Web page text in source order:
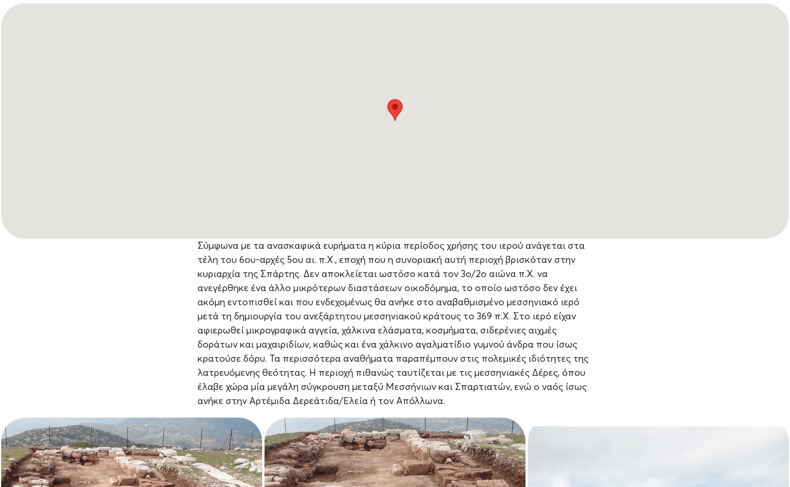
Σύμφωνα με τα ανασκαφικά ευρήματα η κύρια περίοδος χρήσης του ιερού ανάγεται στα
τέλη του 6ου-αρχές 5ου αι. π.Χ., εποχή που η συνοριακή αυτή περιοχή βρισκόταν στην
κυριαρχία της Σπάρτης. Δεν αποκλείεται ωστόσο κατά τον 3ο/2ο αιώνα π.Χ. να
ανεγέρθηκε ένα άλλο μικρότερων διαστάσεων οικοδόμημα, το οποίο ωστόσο δεν έχει
ακόμη εντοπισθεί και που ενδεχομένως θα ανήκε στο αναβαθμισμένο μεσσηνιακό ιερό
μετά τη δημιουργία του ανεξάρτητου μεσσηνιακού κράτους το 369 π.Χ. Στο ιερό είχαν
αφιερωθεί μικρογραφικά αγγεία, χάλκινα ελάσματα, κοσμήματα, σιδερένιες αιχμές
δοράτων και μαχαιριδίων, καθώς και ένα χάλκινο αγαλματίδιο γυμνού άνδρα που ίσως
κρατούσε δόρυ. Τα περισσότερα αναθήματα παραπέμπουν στις πολεμικές ιδιότητες της
λατρευόμενης θεότητας. Η περιοχή πιθανώς ταυτίζεται με τις μεσσηνιακές Δέρες, όπου
έλαβε χώρα μία μεγάλη σύγκρουση μεταξύ Μεσσήνιων και Σπαρτιατών, ενώ ο ναός ίσως
ανήκε στην Αρτέμιδα Δερεάτιδα/Ελεία ή τον Απόλλωνα.